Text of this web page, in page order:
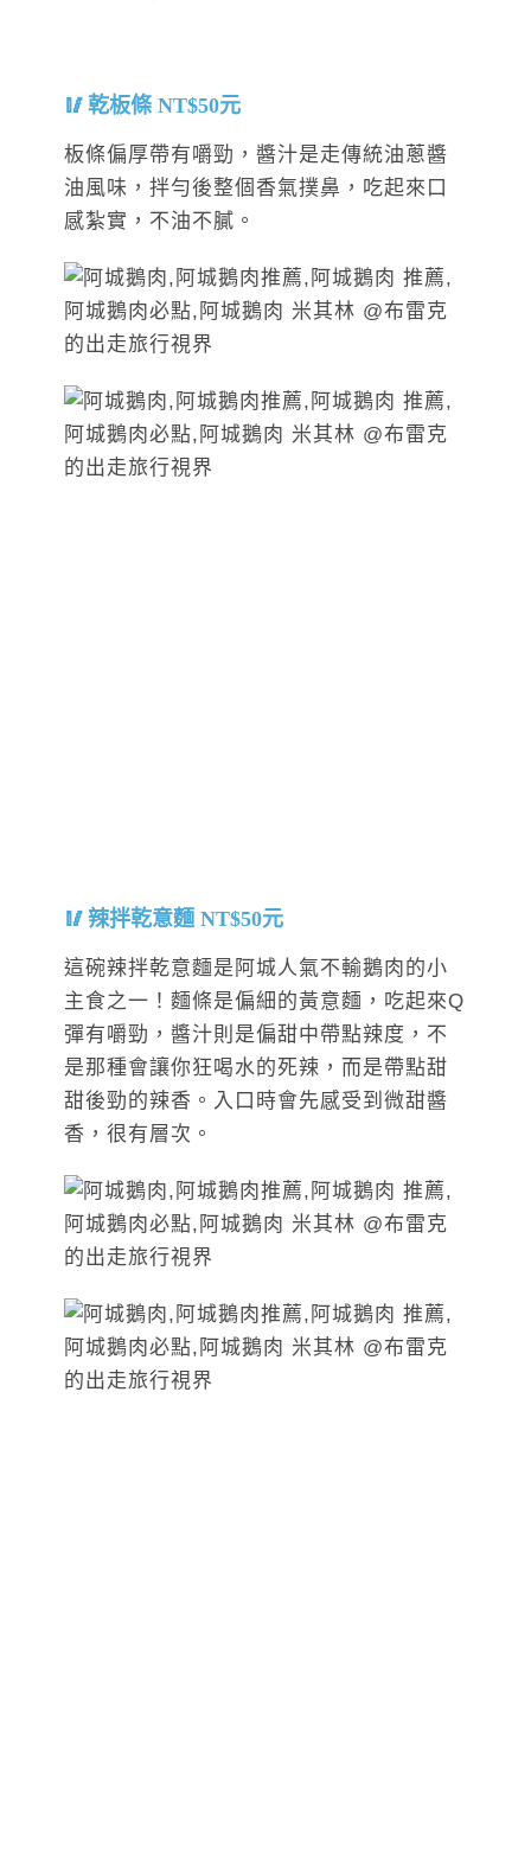
乾板條 NT$50元
板條偏厚帶有嚼勁，醬汁是走傳統油蔥醬
油風味，拌勻後整個香氣撲鼻，吃起來口
感紮實，不油不膩。
辣拌乾意麵 NT$50元
這碗辣拌乾意麵是阿城人氣不輸鵝肉的小
主食之一！麵條是偏細的黃意麵，吃起來Q
彈有嚼勁，醬汁則是偏甜中帶點辣度，不
是那種會讓你狂喝水的死辣，而是帶點甜
甜後勁的辣香。入口時會先感受到微甜醬
香，很有層次。